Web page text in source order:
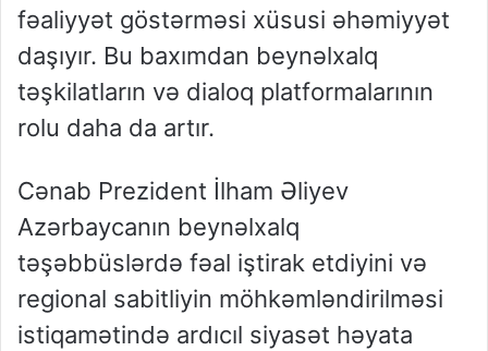
fəaliyyət göstərməsi xüsusi əhəmiyyət
daşıyır. Bu baxımdan beynəlxalq
təşkilatların və dialoq platformalarının
rolu daha da artır.
Cənab Prezident İlham Əliyev
Azərbaycanın beynəlxalq
təşəbbüslərdə fəal iştirak etdiyini və
regional sabitliyin möhkəmləndirilməsi
istiqamətində ardıcıl siyasət həyata